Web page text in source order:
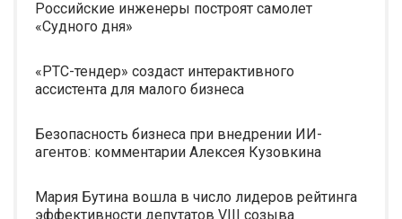
Российские инженеры построят самолет
«Судного дня»
«РТС-тендер» создаст интерактивного
ассистента для малого бизнеса
Безопасность бизнеса при внедрении ИИ-
агентов: комментарии Алексея Кузовкина
Мария Бутина вошла в число лидеров рейтинга
эффективности депутатов VIII созыва